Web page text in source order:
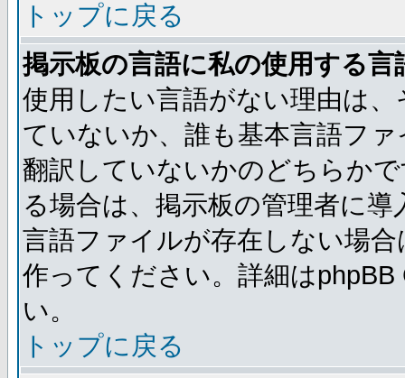
トップに戻る
掲示板の言語に私の使用する
使用したい言語がない理由は
ていないか、誰も基本言語フ
翻訳していないかのどちらか
る場合は、掲示板の管理者に
言語ファイルが存在しない場
作ってください。詳細は
い。
トップに戻る